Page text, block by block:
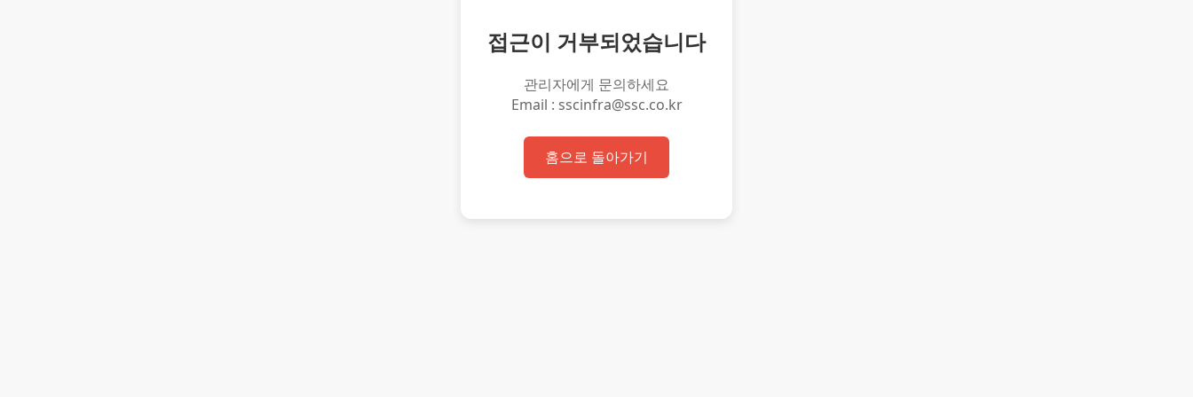
접근이 거부되었습니다
관리자에게 문의하세요
Email : sscinfra@ssc.co.kr
홈으로 돌아가기